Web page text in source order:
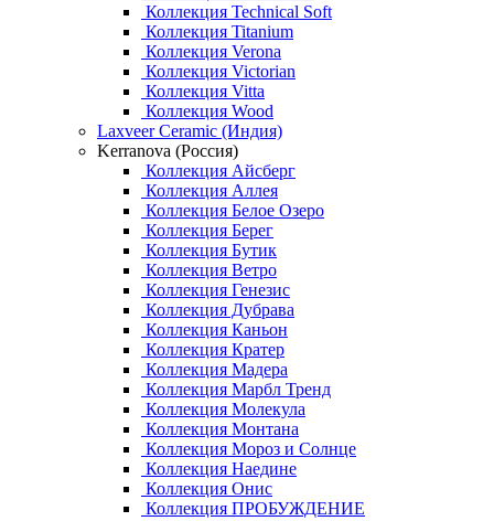
Коллекция Technical Soft
Коллекция Titanium
Коллекция Verona
Коллекция Victorian
Коллекция Vitta
Коллекция Wood
Laxveer Ceramic (Индия)
Kerranova (Россия)
Коллекция Айсберг
Коллекция Аллея
Коллекция Белое Озеро
Коллекция Берег
Коллекция Бутик
Коллекция Ветро
Коллекция Генезис
Коллекция Дубрава
Коллекция Каньон
Коллекция Кратер
Коллекция Мадера
Коллекция Марбл Тренд
Коллекция Молекула
Коллекция Монтана
Коллекция Мороз и Солнце
Коллекция Наедине
Коллекция Онис
Коллекция ПРОБУЖДЕНИЕ